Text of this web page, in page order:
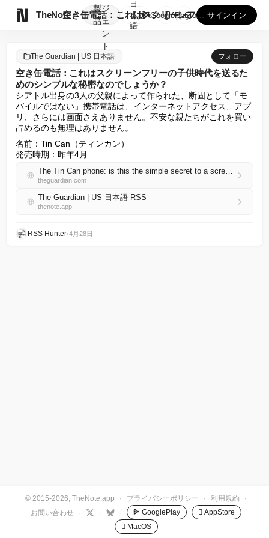
TheNote
製
品
ジ
ェ
ン
ト
空き缶電話：これはスクリーンフリーの子供時代を送るためのシン...
日
本
語
GooglePlay
AppStore サインイン
The Guardian | US 日本語 フォロー
空き缶電話：これはスクリーンフリーの子供時代を送るた
めのシンプルな秘密なのでしょうか？
シアトル出身の3人の父親によって作られた、断固として「モ
バイルではない」携帯電話は、インターネットアクセス、アプ
リ、さらには画面さえありません。不安な親たちがこれを買い
占めるのも無理はありません。
名前：Tin Can（ティンカン）
発売時期：昨年4月
The Tin Can phone: is this the simple secret to a screen-free childhood?
theguardian.com
The Guardian | US 日本語 RSS
thenote.app
RSS Hunter•4月28日
© 2015-2026, TheNote.app · プライバシーポリシー · 利用規約
·
お問い合わせ
· · · GooglePlay
 AppStore
 MacOS